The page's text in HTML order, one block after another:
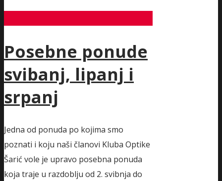
Posebne ponude
svibanj, lipanj i
srpanj
Jedna od ponuda po kojima smo
poznati i koju naši članovi Kluba Optike
Šarić vole je upravo posebna ponuda
koja traje u razdoblju od 2. svibnja do